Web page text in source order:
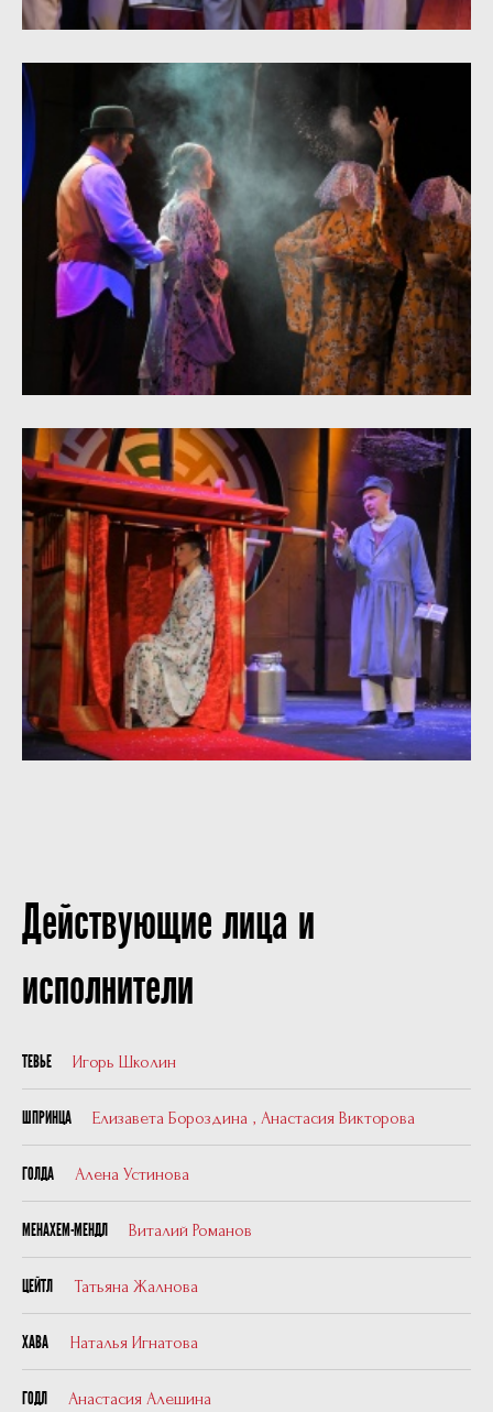
Действующие лица и
исполнители
ТЕВЬЕ Игорь Школин
ШПРИНЦА Елизавета Бороздина , Анастасия Викторова
ГОЛДА Алена Устинова
МЕНАХЕМ-МЕНДЛ Виталий Романов
ЦЕЙТЛ Татьяна Жалнова
ХАВА Наталья Игнатова
ГОДЛ Анастасия Алешина